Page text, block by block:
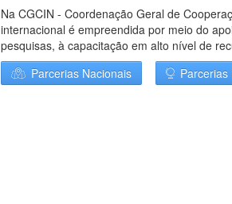
Na CGCIN - Coordenação Geral de
internacional é empreendida por meio do
pesquisas, à capacitação em alto nível de
Parcerias Nacionais